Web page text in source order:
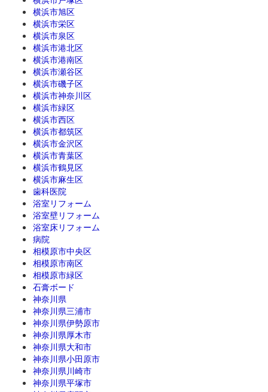
横浜市旭区
横浜市栄区
横浜市泉区
横浜市港北区
横浜市港南区
横浜市瀬谷区
横浜市磯子区
横浜市神奈川区
横浜市緑区
横浜市西区
横浜市都筑区
横浜市金沢区
横浜市青葉区
横浜市鶴見区
横浜市麻生区
歯科医院
浴室リフォーム
浴室壁リフォーム
浴室床リフォーム
病院
相模原市中央区
相模原市南区
相模原市緑区
石膏ボード
神奈川県
神奈川県三浦市
神奈川県伊勢原市
神奈川県厚木市
神奈川県大和市
神奈川県小田原市
神奈川県川崎市
神奈川県平塚市